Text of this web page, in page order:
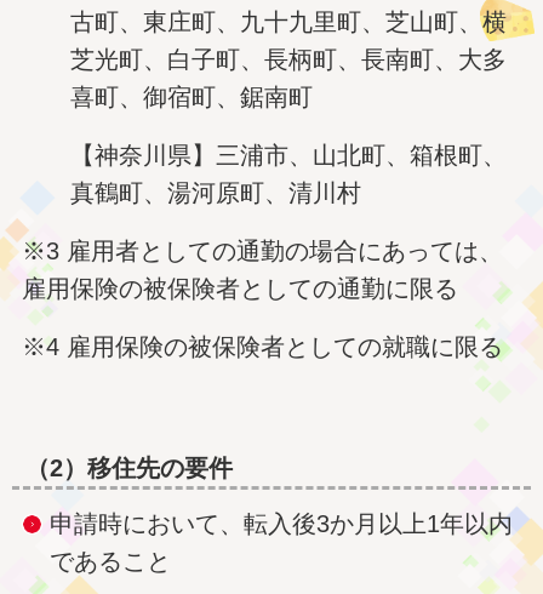
古町、東庄町、九十九里町、芝山町、横
芝光町、白子町、長柄町、長南町、大多
喜町、御宿町、鋸南町
【神奈川県】三浦市、山北町、箱根町、
真鶴町、湯河原町、清川村
※3 雇用者としての通勤の場合にあっては、
雇用保険の被保険者としての通勤に限る
※4 雇用保険の被保険者としての就職に限る
（2）移住先の要件
申請時において、転入後3か月以上1年以内
であること